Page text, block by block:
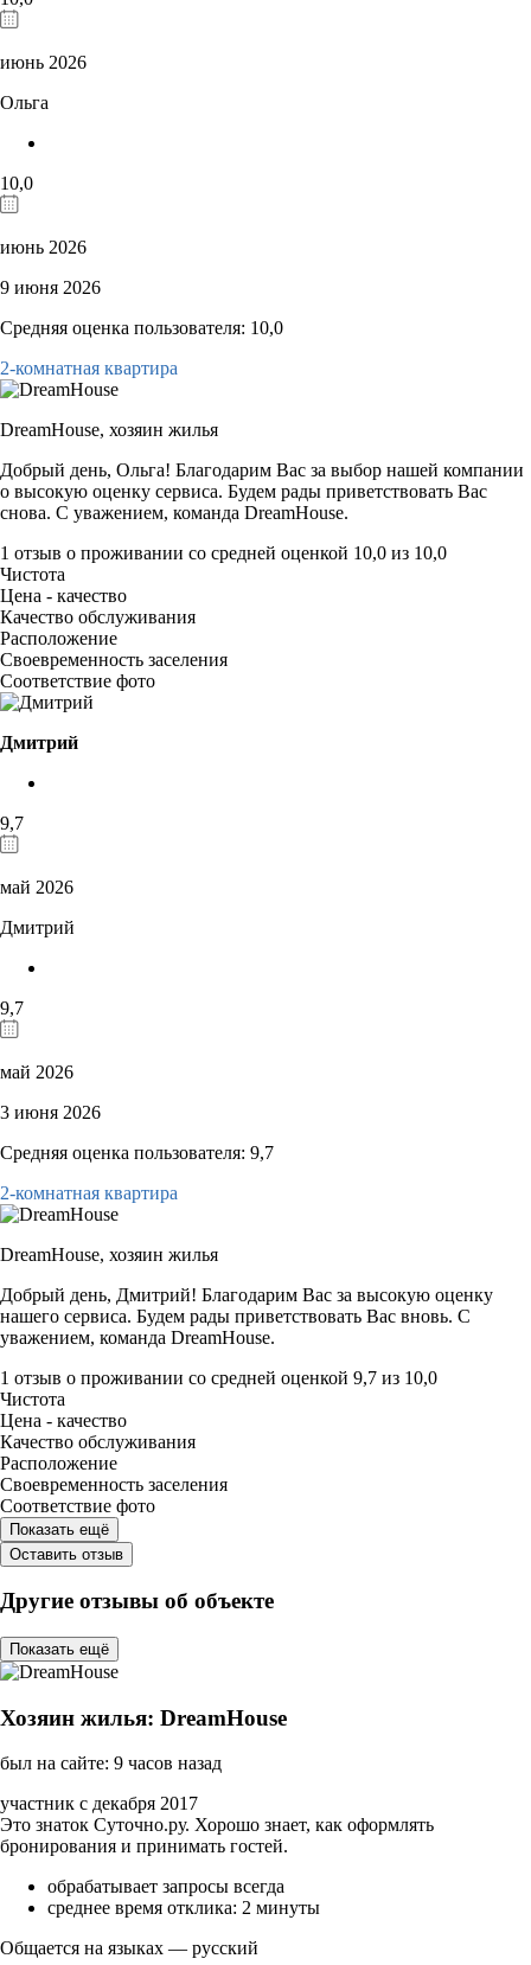
июнь 2026
Ольга
10,0
июнь 2026
9 июня 2026
Средняя оценка пользователя: 10,0
2-комнатная квартира
DreamHouse, хозяин жилья
Добрый день, Ольга! Благодарим Вас за выбор нашей компании
о высокую оценку сервиса. Будем рады приветствовать Вас
снова. С уважением, команда DreamHouse.
1 отзыв о проживании со средней оценкой 10,0 из 10,0
Чистота
Цена - качество
Качество обслуживания
Расположение
Своевременность заселения
Соответствие фото
Дмитрий
9,7
май 2026
Дмитрий
9,7
май 2026
3 июня 2026
Средняя оценка пользователя: 9,7
2-комнатная квартира
DreamHouse, хозяин жилья
Добрый день, Дмитрий! Благодарим Вас за высокую оценку
нашего сервиса. Будем рады приветствовать Вас вновь. С
уважением, команда DreamHouse.
1 отзыв о проживании со средней оценкой 9,7 из 10,0
Чистота
Цена - качество
Качество обслуживания
Расположение
Своевременность заселения
Соответствие фото
Показать ещё
Оставить отзыв
Другие отзывы об объекте
Показать ещё
Хозяин жилья: DreamHouse
был на сайте: 9 часов назад
участник с декабря 2017
Это знаток Суточно.ру. Хорошо знает, как оформлять
бронирования и принимать гостей.
обрабатывает запросы всегда
среднее время отклика: 2 минуты
Общается на языках — русский